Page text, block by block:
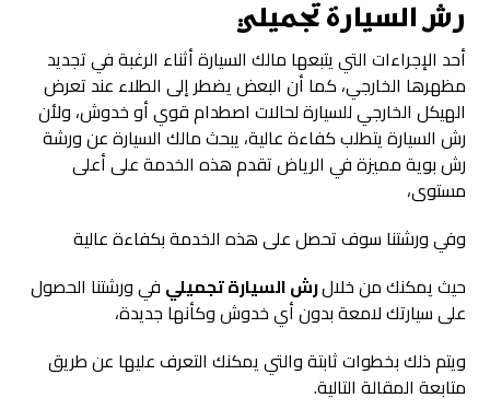
رش السيارة تجميلي
أحد الإجراءات التي يتبعها مالك السيارة أثناء الرغبة في تجديد
مظهرها الخارجي، كما أن البعض يضطر إلى الطلاء عند تعرض
الهيكل الخارجي للسيارة لحالات اصطدام قوي أو خدوش، ولأن
رش السيارة يتطلب كفاءة عالية، يبحث مالك السيارة عن ورشة
رش بوية مميزة في الرياض تقدم هذه الخدمة على أعلى
مستوى،
وفي ورشتنا سوف تحصل على هذه الخدمة بكفاءة عالية
حيث يمكنك من خلالرش السيارة تجميلي في ورشتنا الحصول
على سيارتك لامعة بدون أي خدوش وكأنها جديدة،
ويتم ذلك بخطوات ثابتة والتي يمكنك التعرف عليها عن طريق
متابعة المقالة التالية.